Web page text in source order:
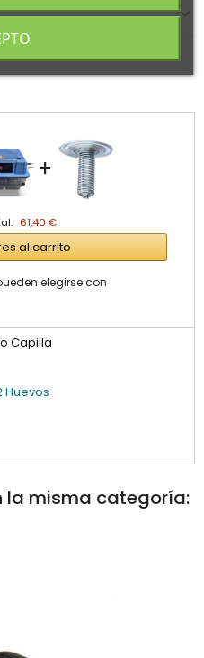
+
61,40 €
al carrito
elegirse con
Capilla
Huevos
la misma categoría: